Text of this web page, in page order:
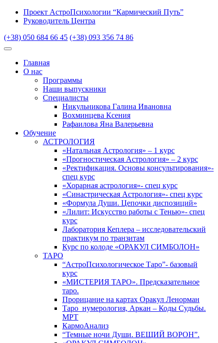
Проект АстроПсихологии “Кармический Путь”
Руководитель Центра
(+38) 050 684 66 45 (+38) 093 356 74 86
Главная
О нас
Программы
Наши выпускники
Специалисты
Никульникова Галина Ивановна
Вохминцева Ксения
Рафаилова Яна Валерьевна
Обучение
АСТРОЛОГИЯ
«Натальная Астрология» – 1 курс
«Прогностическая Астрология» – 2 курс
«Ректификация. Основы консультирования»-
спец курс
«Хорарная астрология»- спец курс
«Синастрическая Астрология»- спец курс
«Формула Души. Цепочки диспозиций»
«Лилит: Искусство работы с Тенью»- спец
курс
Лаборатория Кеплера – исследовательский
практикум по транзитам
Курс по колоде «ОРАКУЛ СИМБОЛОН»
ТАРО
“АстроПсихологическое Таро”- базовый
курс
«МИСТЕРИЯ ТАРО». Предсказательное
таро.
Прорицание на картах Оракул Ленорман
Таро_нумерология, Аркан – Коды Судьбы.
МРТ
КармоАнализ
“Темные ночи Души. ВЕЩИЙ ВОРОН”.